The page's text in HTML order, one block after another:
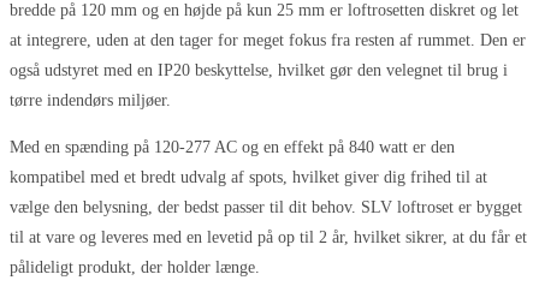
bredde på 120 mm og en højde på kun 25 mm er loftrosetten diskret og let
at integrere, uden at den tager for meget fokus fra resten af rummet. Den er
også udstyret med en IP20 beskyttelse, hvilket gør den velegnet til brug i
tørre indendørs miljøer.
Med en spænding på 120-277 AC og en effekt på 840 watt er den
kompatibel med et bredt udvalg af spots, hvilket giver dig frihed til at
vælge den belysning, der bedst passer til dit behov. SLV loftroset er bygget
til at vare og leveres med en levetid på op til 2 år, hvilket sikrer, at du får et
pålideligt produkt, der holder længe.